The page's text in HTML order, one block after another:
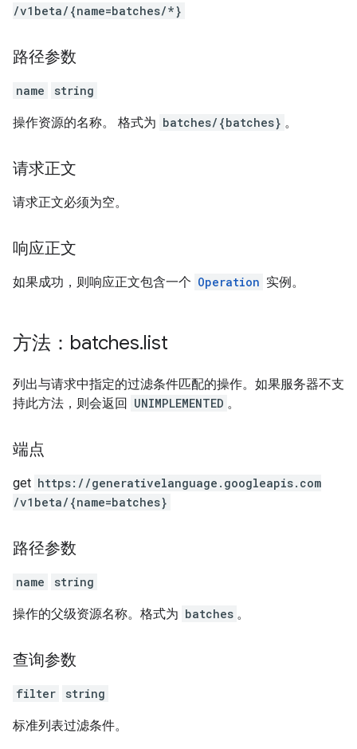
/v1beta/{name=batches/*}
路径参数
name string
操作资源的名称。 格式为 batches/{batches} 。
请求正文
请求正文必须为空。
响应正文
如果成功，则响应正文包含一个 Operation 实例。
方法：batches.list
列出与请求中指定的过滤条件匹配的操作。如果服务器不支
持此方法，则会返回 UNIMPLEMENTED 。
端点
get https: / /generativelanguage.googleapis.com
/v1beta/{name=batches}
路径参数
name string
操作的父级资源名称。格式为 batches 。
查询参数
filter string
标准列表过滤条件。